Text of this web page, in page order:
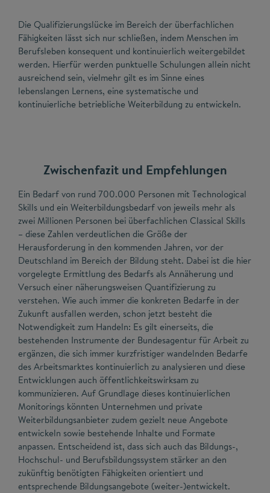
Die Qualifizierungslücke im Bereich der überfachlichen
Fähigkeiten lässt sich nur schließen, indem Menschen im
Berufsleben konsequent und kontinuierlich weitergebildet
werden. Hierfür werden punktuelle Schulungen allein nicht
ausreichend sein, vielmehr gilt es im Sinne eines
lebenslangen Lernens, eine systematische und
kontinuierliche betriebliche Weiterbildung zu entwickeln.
Zwischenfazit und Empfehlungen
Ein Bedarf von rund 700.000 Personen mit Technological
Skills und ein Weiterbildungsbedarf von jeweils mehr als
zwei Millionen Personen bei überfachlichen Classical Skills
– diese Zahlen verdeutlichen die Größe der
Herausforderung in den kommenden Jahren, vor der
Deutschland im Bereich der Bildung steht. Dabei ist die hier
vorgelegte Ermittlung des Bedarfs als Annäherung und
Versuch einer näherungsweisen Quantifizierung zu
verstehen. Wie auch immer die konkreten Bedarfe in der
Zukunft ausfallen werden, schon jetzt besteht die
Notwendigkeit zum Handeln: Es gilt einerseits, die
bestehenden Instrumente der Bundesagentur für Arbeit zu
ergänzen, die sich immer kurzfristiger wandelnden Bedarfe
des Arbeitsmarktes kontinuierlich zu analysieren und diese
Entwicklungen auch öffentlichkeitswirksam zu
kommunizieren. Auf Grundlage dieses kontinuierlichen
Monitorings könnten Unternehmen und private
Weiterbildungsanbieter zudem gezielt neue Angebote
entwickeln sowie bestehende Inhalte und Formate
anpassen. Entscheidend ist, dass sich auch das Bildungs-,
Hochschul- und Berufsbildungssystem stärker an den
zukünftig benötigten Fähigkeiten orientiert und
entsprechende Bildungsangebote (weiter-)entwickelt.